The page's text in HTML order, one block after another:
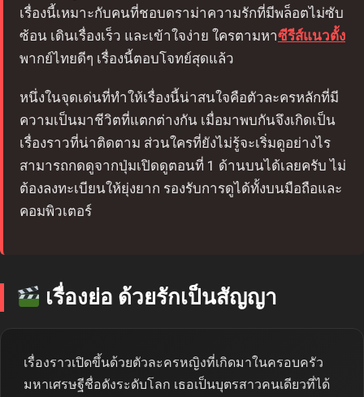
เรื่องนี้เหมาะกับคนที่ชอบดราม่าความรักที่มีพล็อตไม่ซับ
ซ้อน เดินเรื่องเร็ว และเข้าใจง่าย ใครตามหาซีรีส์แนวตั้ง
พากย์ไทยดีๆ เรื่องนี้ตอบโจทย์สุดแล้ว
หนึ่งในจุดเด่นที่ทำให้เรื่องนี้น่าสนใจคือตัวละครหลักที่มี
ความเป็นมาชีวิตที่แตกต่างกัน เมื่อมาพบกันจึงเกิดเป็น
เรื่องราวที่น่าติดตาม ส่วนใครที่ยังไม่รู้จะเริ่มดูอย่างไร
สามารถกดดูจากปุ่มเปิดดูตอนที่ 1 ด้านบนได้เลยครับ ไม่
ต้องลงทะเบียนให้ยุ่งยาก รองรับการดูได้ทั้งบนมือถือและ
คอมพิวเตอร์
เรื่องย่อ ด้วยรักเป็นสัญญา
เรื่องราวเปิดขึ้นด้วยตัวละครหญิงที่เกิดมาในครอบครัว
มหาเศรษฐีชื่อดังระดับโลก เธอเป็นบุตรสาวคนเดียวที่ได้